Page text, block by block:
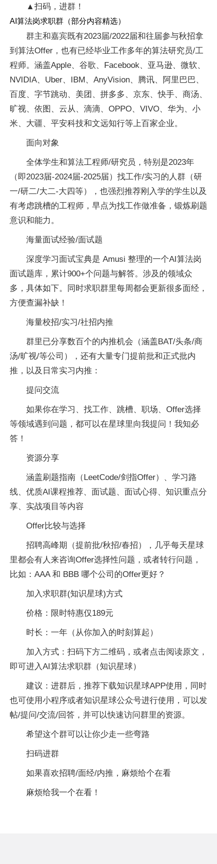
▲扫码，进群！
AI算法岗求职群（部分内容精选）
群主和嘉宾既有2023届/2022届和往届参与秋招拿
到算法Offer，也有已经毕业工作多年的算法研究员/工
程师。涵盖Apple、谷歌、Facebook、亚马逊、微软、
NVIDIA、Uber、IBM、AnyVision、腾讯、阿里巴巴、
百度、字节跳动、美团、拼多多、京东、快手、商汤、
旷视、依图、云从、滴滴、OPPO、VIVO、华为、小
米、大疆、平安科技和文远知行等上百家企业。
面向对象
全体学生和算法工程师/研究员，特别是2023年
（即2023届-2024届-2025届）找工作/实习的人群（研
一/研二/大二-大四等），也强烈推荐刚入学的学生以及
有考虑跳槽的工程师，早点为找工作做准备，锻炼刷题
意识和能力。
海量面试经验/面试题
深度学习面试宝典是 Amusi 整理的一个AI算法岗
面试题库，累计900+个问题与解答。涉及的领域众
多，具体如下。同时求职群里每周都会更新很多面经，
方便查漏补缺！
海量校招/实习/社招内推
群里已分享数百个的内推机会（涵盖BAT/头条/商
汤/旷视/等公司），还有大量专门提前批和正式批内
推，以及日常实习内推：
提问交流
如果你在学习、找工作、跳槽、职场、Offer选择
等领域遇到问题，都可以在星球里向我提问！我知必
答！
资源分享
涵盖刷题指南（LeetCode/剑指Offer）、学习路
线、优质AI课程推荐、面试题、面试心得、知识重点分
享、实战项目等内容
Offer比较与选择
招聘高峰期（提前批/秋招/春招），几乎每天星球
里都会有人来咨询Offer选择性问题，或者转行问题，
比如：AAA 和 BBB 哪个公司的Offer更好？
加入求职群(知识星球)方式
价格：限时特惠仅189元
时长：一年（从你加入的时刻算起）
加入方式：扫码下方二维码，或者点击阅读原文，
即可进入AI算法求职群（知识星球）
建议：进群后，推荐下载知识星球APP使用，同时
也可使用小程序或者知识星球公众号进行使用，可以发
帖/提问/交流/回答，并可以快速访问群里的资源。
希望这个群可以让你少走一些弯路
扫码进群
如果喜欢招聘/面经/内推，麻烦给个在看
麻烦给我一个在看！